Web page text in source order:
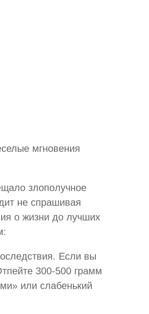
мгновения
злополучное
не спрашивая
о жизни до лучших
Если вы
300-500 грамм
или слабенький